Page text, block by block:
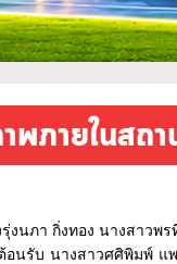
พภายในสถ
งนภา กิ่งทอง นางสาว
นรับ นางสาวศศิพิมพ์ แ